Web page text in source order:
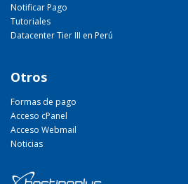
Notificar Pago
Tutoriales
Datacenter Tier III en Perú
Otros
Formas de pago
Acceso cPanel
Acceso Webmail
Noticias